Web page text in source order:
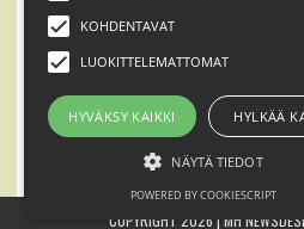
17
18
24
25 26
« marras
COPYRIGHT 2026 | MH
KOHDENTAVAT
LUOKITTELEMATTOMAT
HYVÄKSY KAIKKI HYLKÄÄ
NÄYTÄ TIEDOT
POWERED BY COOKIESCRIPT